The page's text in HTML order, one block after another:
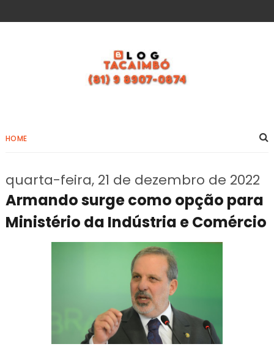
HOME
quarta-feira, 21 de dezembro de 2022
Armando surge como opção para
Ministério da Indústria e Comércio